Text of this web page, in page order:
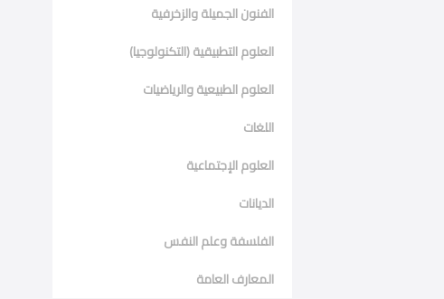
الفنون الجميلة والزخرفية
العلوم التطبيقية (التكنولوجيا)
العلوم الطبيعية والرياضيات
اللغات
العلوم الإجتماعية
الديانات
الفلسفة وعلم النفس
المعارف العامة